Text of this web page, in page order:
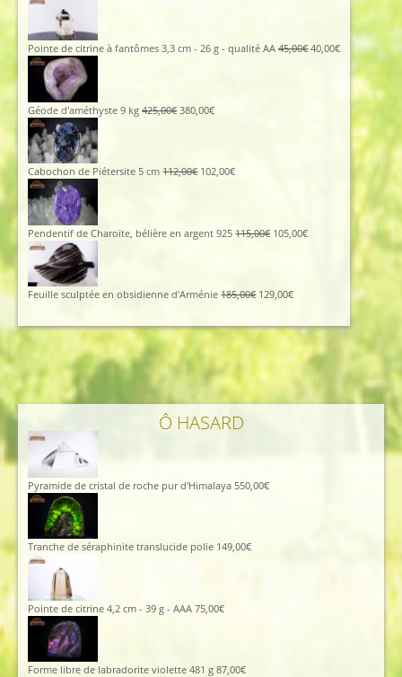
96,00€.86,00€.
Pointe de citrine à fantômes 3,3 cm - 26 g - qualité AA 45,00€Le
40,00€Le
prix
actuel
est :
Géode d'améthyste 9 kg 425,00€ Le
425,00€.
380,00€Le
380,00€.
Cabochon de Piétersite 5 cm 112,00€ Le
112,00€.
102,00€Le
102,00€.
Pendentif de Charoïte, bélière en argent 925 115,00€ Le
115,00€.
105,00€Le
Feuille sculptée en obsidienne d'Arménie 185,00€ Le
initial
était :
185,00€.
129,00€Le
actuel
est :
129,00€.
Ô HASARD
Pyramide de cristal de roche pur d'Himalaya 550,00€
Tranche de séraphinite translucide polie 149,00€
Pointe de citrine 4,2 cm - 39 g - AAA 75,00€
Forme libre de labradorite violette 481 g 87,00€